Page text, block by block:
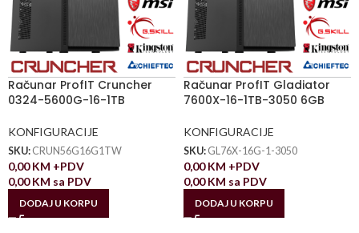
Računar ProfIT Cruncher
0324-5600G-16-1TB
KONFIGURACIJE
SKU: CRUN56G16G1TW
0,00KM +PDV
0,00KM sa PDV
DODAJ U KORPU
Računar ProfIT Gladiator
7600X-16-1TB-3050 6GB
KONFIGURACIJE
SKU: GL76X-16G-1-3050
0,00KM +PDV
0,00KM sa PDV
DODAJ U KORPU